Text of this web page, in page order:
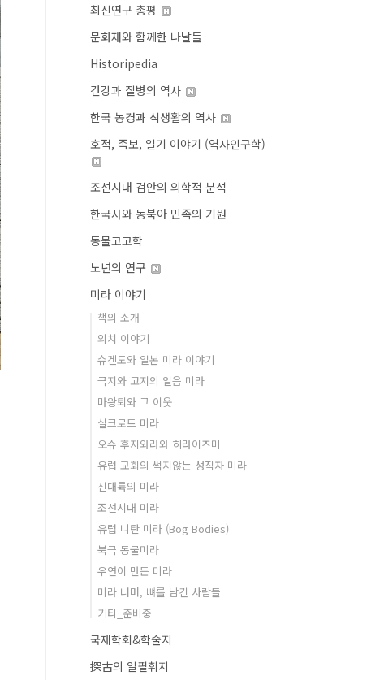
최신연구 총평
문화재와 함께한 나날들
Historipedia
건강과 질병의 역사
한국 농경과 식생활의 역사
호적, 족보, 일기 이야기 (역사인구학)
조선시대 검안의 의학적 분석
한국사와 동북아 민족의 기원
동물고고학
노년의 연구
미라 이야기
책의 소개
외치 이야기
슈겐도와 일본 미라 이야기
극지와 고지의 얼음 미라
마왕퇴와 그 이웃
실크로드 미라
오슈 후지와라와 히라이즈미
유럽 교회의 썩지않는 성직자 미라
신대륙의 미라
조선시대 미라
유럽 니탄 미라 (Bog Bodies)
북극 동물미라
우연이 만든 미라
미라 너머, 뼈를 남긴 사람들
기타_준비중
국제학회&학술지
探古의 일필휘지